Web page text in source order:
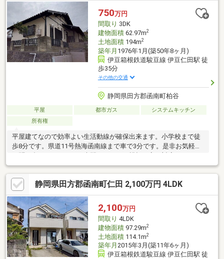
750万円
間取り 3DK
建物面積62.97m2
土地面積194m2
築年月 1976年1月(築50年8ヶ月)
伊豆箱根鉄道駿豆線 伊豆仁田駅 徒
歩35分
その他の交通
静岡県田方郡函南町柏谷
平屋 都市ガス
システムキッチン
所有権
平屋建てなので効率よい生活動線が確保出来ます。小学校まで徒
歩8分です。県道11号熱海函南線まで車で3分です。是非お気軽に
お問い合わせください。専門スタッフが親切丁寧に対応いたしま
す。
静岡県田方郡函南町仁田 2,100万円 4LDK
2,100万円
間取り 4LDK
建物面積97.29m2
土地面積114.1m2
築年月 2015年3月(築11年6ヶ月)
伊豆箱根鉄道駿豆線 伊豆仁田駅 徒